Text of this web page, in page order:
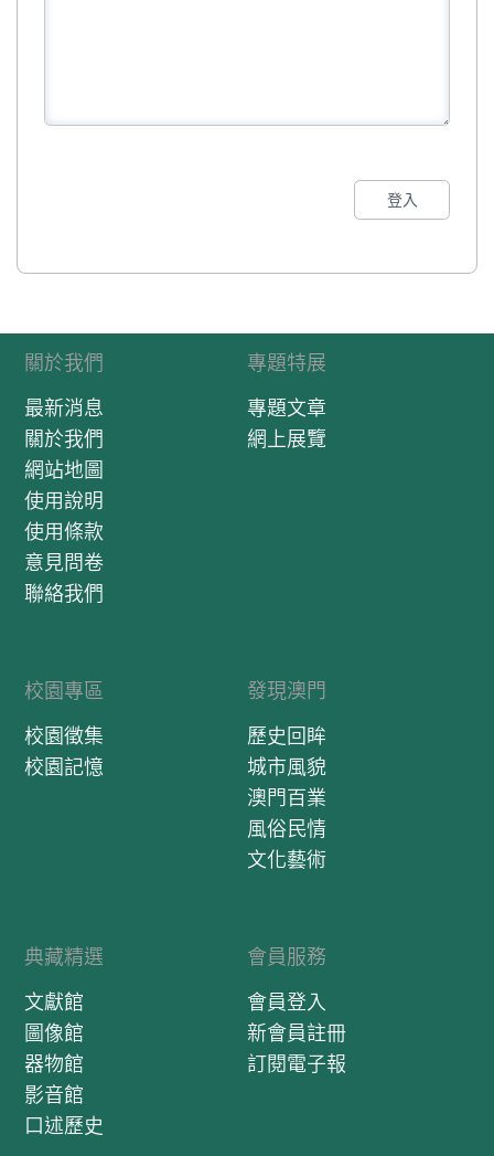
登入
關於我們
最新消息
關於我們
網站地圖
使用說明
使用條款
意見問卷
聯絡我們
專題特展
專題文章
網上展覽
校園專區
校園徵集
校園記憶
發現澳門
歷史回眸
城市風貌
澳門百業
風俗民情
文化藝術
典藏精選
文獻館
圖像館
器物館
影音館
口述歷史
會員服務
會員登入
新會員註冊
訂閱電子報